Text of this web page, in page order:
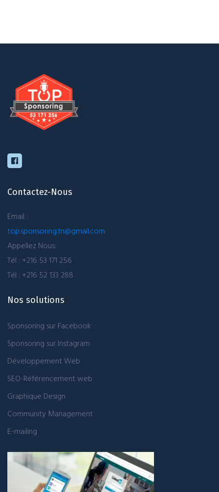
Contactez-Nous
Email :
top.sponsoring.tn@gmail.com
Appellez Nous:
Tél : +216 53 171 256
Tél : +216 52 133 288
Nos solutions
Sponsoring sur Facebook
Sponsoring sur Instagram
Développement Web
SEO-Référencement web
Graphique Design
Community Management
E-mailing